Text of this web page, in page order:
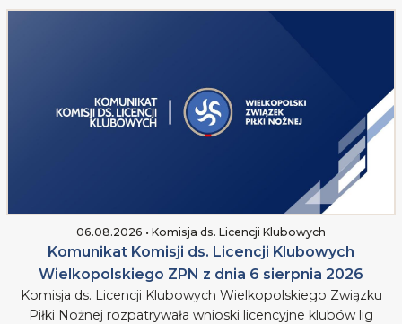
06.08.2026 • Komisja ds. Licencji Klubowych
Komunikat Komisji ds. Licencji Klubowych
Wielkopolskiego ZPN z dnia 6 sierpnia 2026
Komisja ds. Licencji Klubowych Wielkopolskiego Związku
Piłki Nożnej rozpatrywała wnioski licencyjne klubów lig